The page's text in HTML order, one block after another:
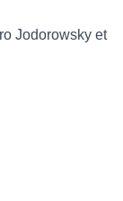
Jodorowsky et